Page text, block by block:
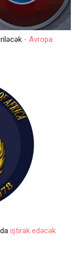
- Avropa
iştirak edəcək